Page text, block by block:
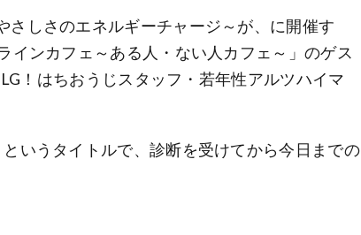
しさのエネルギーチャージ～が、に開催す
インカフェ～ある人・ない人カフェ～」のゲス
！はちおうじスタッフ・若年性アルツハイマ
いうタイトルで、診断を受けてから今日までの